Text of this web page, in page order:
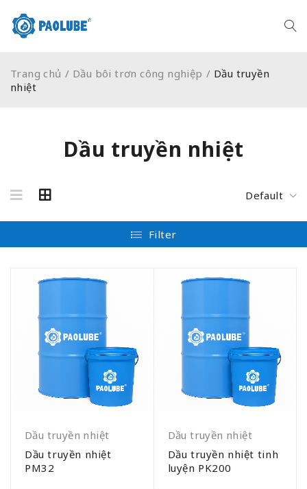
Dầu truyền nhiệt
Trang chủ / Dầu bôi trơn công nghiệp / Dầu truyền
nhiệt
Default
Filter
Dầu truyền nhiệt
Dầu truyền nhiệt
PM32
Dầu truyền nhiệt
Dầu truyền nhiệt tinh
luyện PK200